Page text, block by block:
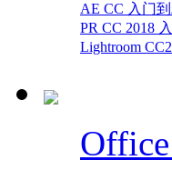
AE CC 入门
PR CC 2018
Lightroom